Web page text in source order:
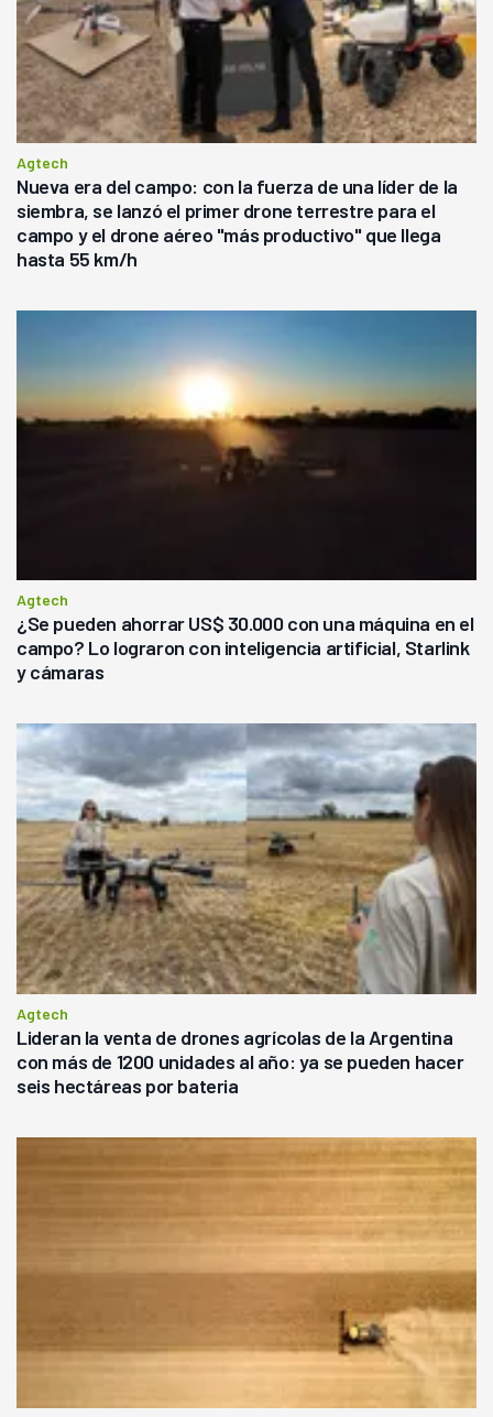
Agtech
Nueva era del campo: con la fuerza de una líder de la
siembra, se lanzó el primer drone terrestre para el
campo y el drone aéreo "más productivo" que llega
hasta 55 km/h
Agtech
¿Se pueden ahorrar US$ 30.000 con una máquina en el
campo? Lo lograron con inteligencia artificial, Starlink
y cámaras
Agtech
Lideran la venta de drones agrícolas de la Argentina
con más de 1200 unidades al año: ya se pueden hacer
seis hectáreas por bateria